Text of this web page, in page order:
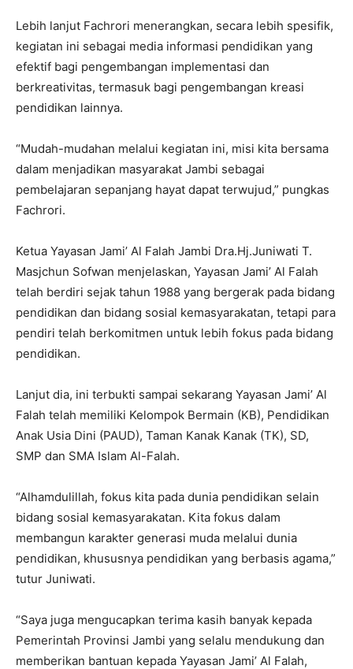
Lebih lanjut Fachrori menerangkan, secara lebih spesifik,
kegiatan ini sebagai media informasi pendidikan yang
efektif bagi pengembangan implementasi dan
berkreativitas, termasuk bagi pengembangan kreasi
pendidikan lainnya.
“Mudah-mudahan melalui kegiatan ini, misi kita bersama
dalam menjadikan masyarakat Jambi sebagai
pembelajaran sepanjang hayat dapat terwujud,” pungkas
Fachrori.
Ketua Yayasan Jami’ Al Falah Jambi Dra.Hj.Juniwati T.
Masjchun Sofwan menjelaskan, Yayasan Jami’ Al Falah
telah berdiri sejak tahun 1988 yang bergerak pada bidang
pendidikan dan bidang sosial kemasyarakatan, tetapi para
pendiri telah berkomitmen untuk lebih fokus pada bidang
pendidikan.
Lanjut dia, ini terbukti sampai sekarang Yayasan Jami’ Al
Falah telah memiliki Kelompok Bermain (KB), Pendidikan
Anak Usia Dini (PAUD), Taman Kanak Kanak (TK), SD,
SMP dan SMA Islam Al-Falah.
“Alhamdulillah, fokus kita pada dunia pendidikan selain
bidang sosial kemasyarakatan. Kita fokus dalam
membangun karakter generasi muda melalui dunia
pendidikan, khususnya pendidikan yang berbasis agama,”
tutur Juniwati.
“Saya juga mengucapkan terima kasih banyak kepada
Pemerintah Provinsi Jambi yang selalu mendukung dan
memberikan bantuan kepada Yayasan Jami’ Al Falah,